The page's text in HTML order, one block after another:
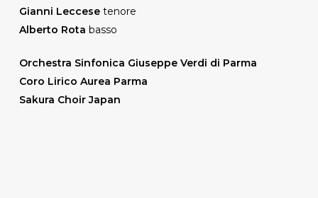
Gianni Leccesetenore
Alberto Rota basso
Orchestra Sinfonica Giuseppe Verdi di Parma
Coro Lirico Aurea Parma
Sakura Choir Japan